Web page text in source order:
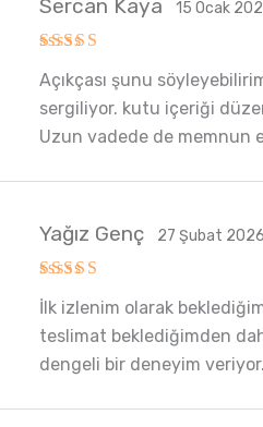
5oy aldı
Sercan Kaya 15 Ocak
Açıkçası şunu
sergiliyor. kutu içeriği
Uzun vadede de memnun
5oy aldı
Yağız Genç 27 Şubat 2026
İlk izlenim olarak
teslimat beklediğimden
dengeli bir deneyim